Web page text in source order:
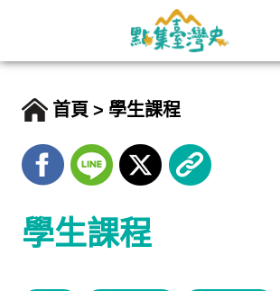
首頁 學生課程
學生課程